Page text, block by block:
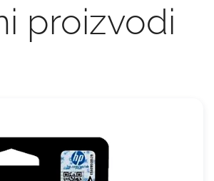
proizvodi